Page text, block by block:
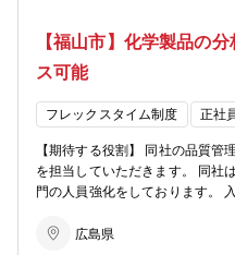
【福山市】化学製品の
ス可能
フレックスタイム制度 正社
【期待する役割】 同社の品質
を担当していただきます。 同社
門の人員強化をしております。
っていただくことも期待しています。 【職務内容】 ・分析
広島県